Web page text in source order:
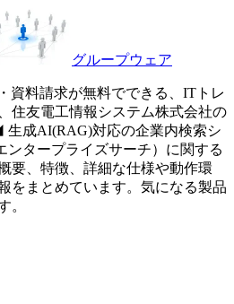
グループウェア
資料請求が無料でできる、ITトレ
住友電工情報システム株式会社の
成AI(RAG)対応の企業内検索シ
ンタープライズサーチ）に関する
要、特徴、詳細な仕様や動作環
をまとめています。気になる製品
。